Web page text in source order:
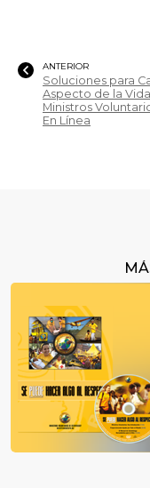
ANTERIOR
Soluciones para
Aspecto de la Vida
Ministros
En Línea